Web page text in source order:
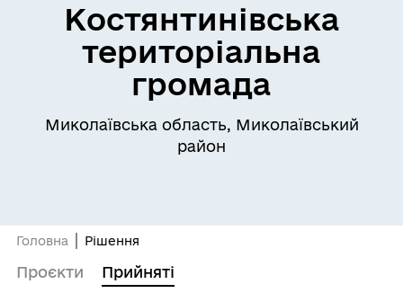
Костянтинівська
територіальна
громада
Миколаївська область, Миколаївський
район
Головна Рішення
Проєкти Прийняті